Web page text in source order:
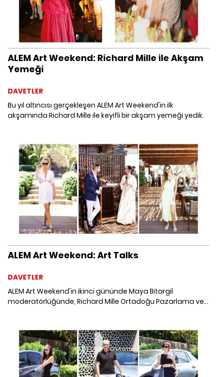
ALEM Art Weekend: Richard Mille ile Akşam
Yemeği
DAVETLER
Bu yıl altıncısı gerçekleşen ALEM Art Weekend'in ilk
akşamında Richard Mille ile keyifli bir akşam yemeği yedik.
ALEM Art Weekend: Art Talks
DAVETLER
ALEM Art Weekend'in ikinci gününde Maya Bitargil
moderatörlüğünde, Richard Mille Ortadoğu Pazarlama ve